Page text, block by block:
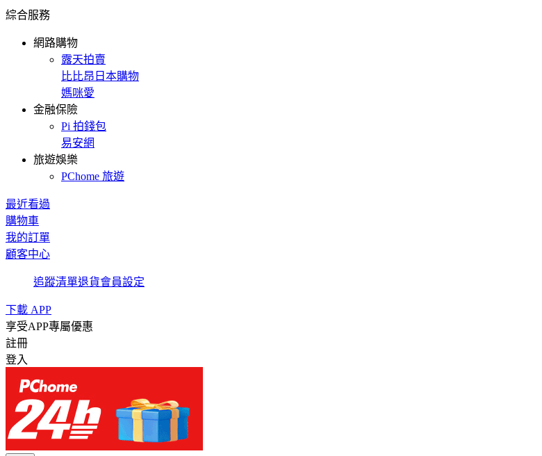
綜合服務
網路購物
露天拍賣
比比昂日本購物
媽咪愛
金融保險
Pi 拍錢包
易安網
旅遊娛樂
PChome 旅遊
最近看過
購物車
我的訂單
顧客中心
追蹤清單退貨會員設定
下載 APP
享受APP專屬優惠
註冊
登入